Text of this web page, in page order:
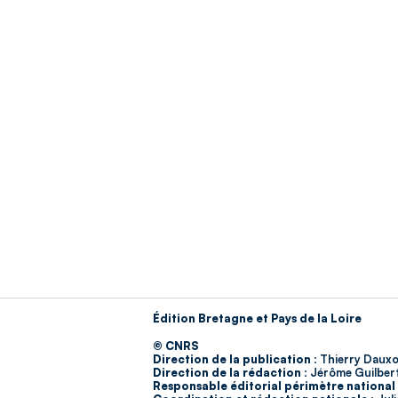
Édition Bretagne et Pays de la Loire
© CNRS
Direction de la publication : Thierry
Direction de la rédaction : Jérôme
Responsable éditorial périmètre national